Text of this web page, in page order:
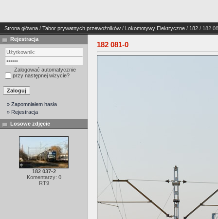
Strona główna / Tabor prywatnych przewoźników / Lokomotywy Elektryczne / 182 / 182
Rejestracja
Zalogować automatycznie
przy następnej wizycie?
» Zapomniałem hasła
» Rejestracja
Losowe zdjęcie
182 037-2
Komentarzy: 0
RT9
182 081-0